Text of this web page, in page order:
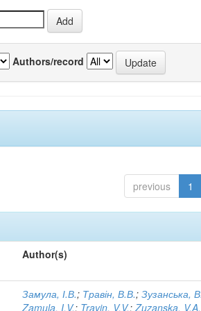
Authors/record
previous 1
Author(s)
Замула, І.В.; Травін, В.В.;Зузанська,
Zamula, I.V.; Travin, V.V.;Zuzanska, V.A.